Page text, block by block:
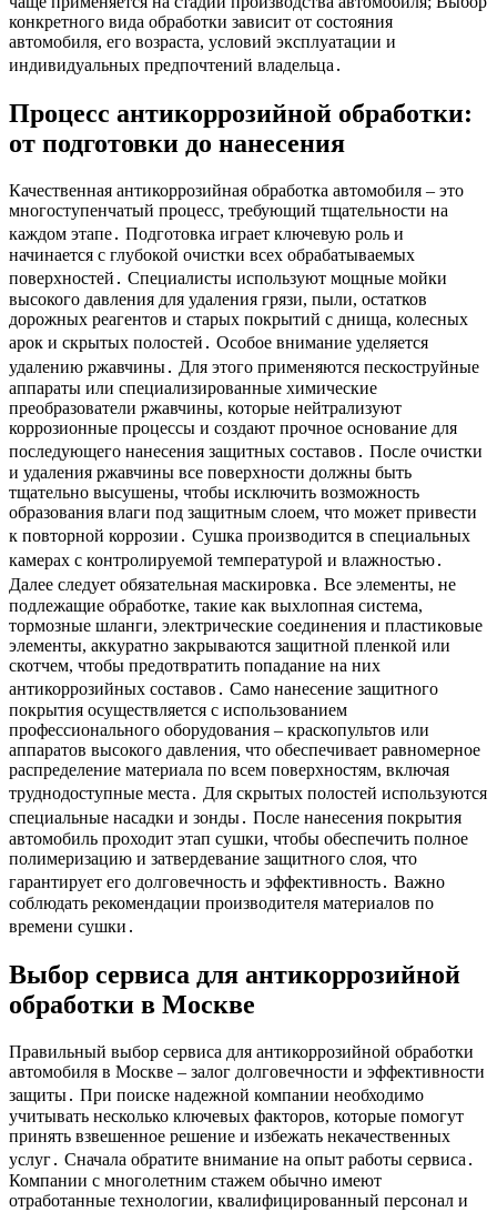
конкретного вида обработки зависит от состояния
автомобиля, его возраста, условий эксплуатации и
индивидуальных предпочтений владельца․
Процесс антикоррозийной обработки:
от подготовки до нанесения
Качественная антикоррозийная обработка автомобиля – это
многоступенчатый процесс, требующий тщательности на
каждом этапе․ Подготовка играет ключевую роль и
начинается с глубокой очистки всех обрабатываемых
поверхностей․ Специалисты используют мощные мойки
высокого давления для удаления грязи, пыли, остатков
дорожных реагентов и старых покрытий с днища, колесных
арок и скрытых полостей․ Особое внимание уделяется
удалению ржавчины․ Для этого применяются пескоструйные
аппараты или специализированные химические
преобразователи ржавчины, которые нейтрализуют
коррозионные процессы и создают прочное основание для
последующего нанесения защитных составов․ После очистки
и удаления ржавчины все поверхности должны быть
тщательно высушены, чтобы исключить возможность
образования влаги под защитным слоем, что может привести
к повторной коррозии․ Сушка производится в специальных
камерах с контролируемой температурой и влажностью․
Далее следует обязательная маскировка․ Все элементы, не
подлежащие обработке, такие как выхлопная система,
тормозные шланги, электрические соединения и пластиковые
элементы, аккуратно закрываются защитной пленкой или
скотчем, чтобы предотвратить попадание на них
антикоррозийных составов․ Само нанесение защитного
покрытия осуществляется с использованием
профессионального оборудования – краскопультов или
аппаратов высокого давления, что обеспечивает равномерное
распределение материала по всем поверхностям, включая
труднодоступные места․ Для скрытых полостей используются
специальные насадки и зонды․ После нанесения покрытия
автомобиль проходит этап сушки, чтобы обеспечить полное
полимеризацию и затвердевание защитного слоя, что
гарантирует его долговечность и эффективность․ Важно
соблюдать рекомендации производителя материалов по
времени сушки․
Выбор сервиса для антикоррозийной
обработки в Москве
Правильный выбор сервиса для антикоррозийной обработки
автомобиля в Москве – залог долговечности и эффективности
защиты․ При поиске надежной компании необходимо
учитывать несколько ключевых факторов, которые помогут
принять взвешенное решение и избежать некачественных
услуг․ Сначала обратите внимание на опыт работы сервиса․
Компании с многолетним стажем обычно имеют
отработанные технологии, квалифицированный персонал и